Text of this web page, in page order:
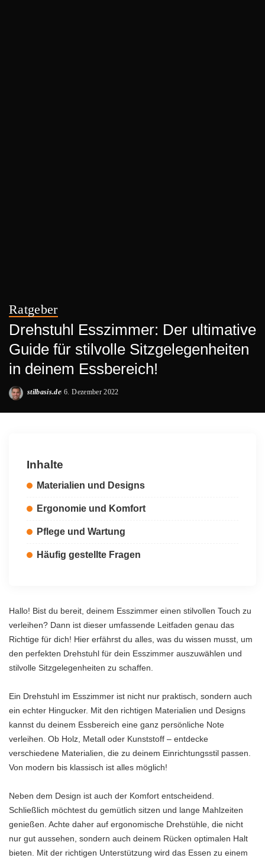
Ratgeber
Drehstuhl Esszimmer: Der ultimative
Guide für stilvolle Sitzgelegenheiten
in deinem Essbereich!
Posted
stilbasis.de 6. Dezember 2022
Inhalte
Materialien und Designs
Ergonomie und Komfort
Pflege und Wartung
Häufig gestellte Fragen
Hallo! Bist du bereit, deinem Esszimmer einen stilvollen Touch zu
verleihen? Dann ist dieser umfassende Leitfaden genau das
Richtige für dich! Hier erfährst du alles, was du wissen musst, um
den perfekten Drehstuhl für dein Esszimmer auszuwählen und
stilvolle Sitzgelegenheiten zu schaffen.
Ein Drehstuhl im Esszimmer ist nicht nur praktisch, sondern auch
ein echter Hingucker. Mit den richtigen Materialien und Designs
kannst du deinem Essbereich eine ganz persönliche Note
verleihen. Ob Holz, Metall oder Kunststoff – entdecke
verschiedene Materialien, die zu deinem Einrichtungsstil passen.
Von modern bis klassisch ist alles möglich!
Neben dem Design ist auch der Komfort entscheidend.
Schließlich möchtest du gemütlich sitzen und lange Mahlzeiten
genießen. Achte daher auf ergonomische Drehstühle, die nicht
nur gut aussehen, sondern auch deinem Rücken optimalen Halt
bieten. Mit der richtigen Unterstützung wird das Essen zu einem